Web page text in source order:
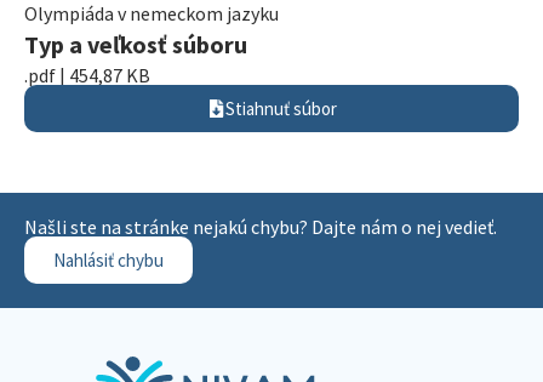
Olympiáda v nemeckom jazyku
Typ a veľkosť súboru
.pdf | 454,87 KB
Stiahnuť súbor
Našli ste na stránke nejakú chybu? Dajte nám o nej vedieť.
Nahlásiť chybu